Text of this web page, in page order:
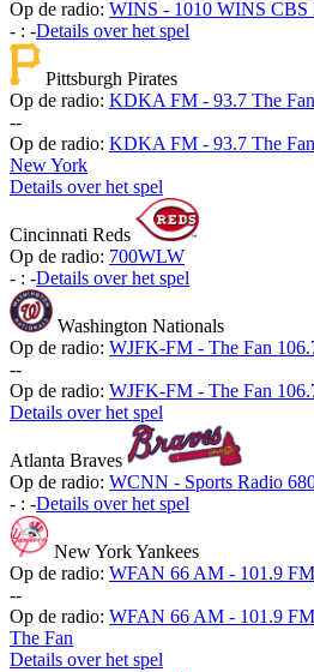
Op de radio: WINS - 1010 WINS CBS
- : -Details over het spel
Pittsburgh Pirates
Op de radio: KDKA FM - 93.7 The Fan
--
Op de radio: KDKA FM - 93.7 The Fan
New York
Details over het spel
Cincinnati Reds
Op de radio: 700WLW
- : -Details over het spel
Washington Nationals
Op de radio: WJFK-FM - The Fan
--
Op de radio: WJFK-FM - The Fan
Details over het spel
Atlanta Braves
Op de radio: WCNN - Sports Radio
- : -Details over het spel
New York Yankees
Op de radio: WFAN 66 AM - 101.9 FM
--
Op de radio: WFAN 66 AM - 101.9 FM
The Fan
Details over het spel